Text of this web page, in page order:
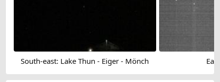
South-east: Lake Thun - Eiger - Mönch